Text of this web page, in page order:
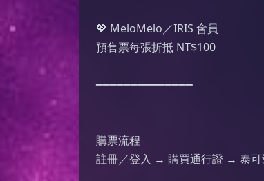
💖 MeloMelo／IRIS 會員
預售票每張折抵 NT$100
━━━━━━━━━━━━━━
購票流程
註冊／登入 → 購買通行證 → 泰